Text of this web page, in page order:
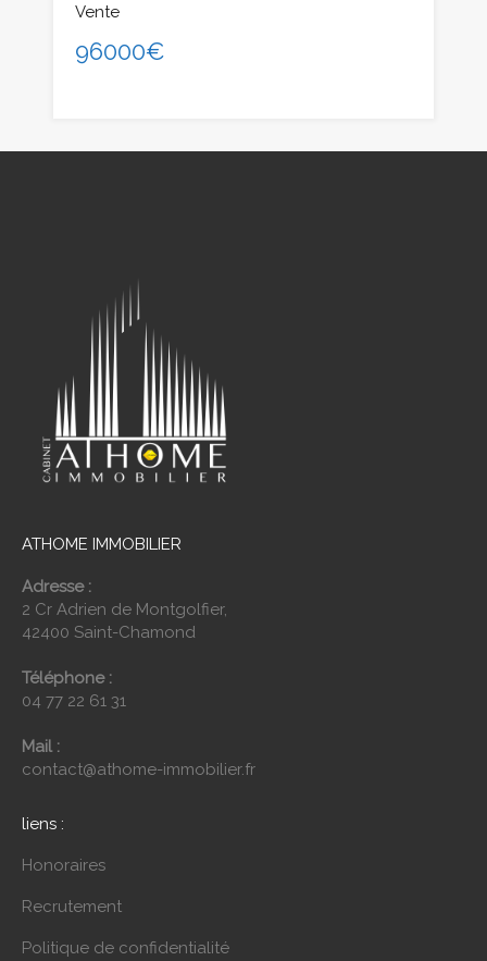
Vente
96000€
ATHOME IMMOBILIER
Adresse :
2 Cr Adrien de Montgolfier,
42400 Saint-Chamond
Téléphone :
04 77 22 61 31
Mail :
contact@athome-immobilier.fr
liens :
Honoraires
Recrutement
Politique de confidentialité